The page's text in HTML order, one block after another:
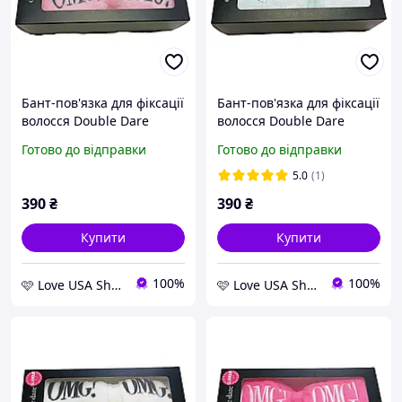
Бант-пов'язка для фіксації
волосся Double Dare
Light Pink
Готово до відправки
390₴
Купити
🩷 Love USA Shop 🩷 100%
Бант-пов'язка для фіксації
волосся Double Dare
Blue
Готово до відправки
5.0 (1)
390₴
Купити
🩷 Love USA Shop 🩷 100%